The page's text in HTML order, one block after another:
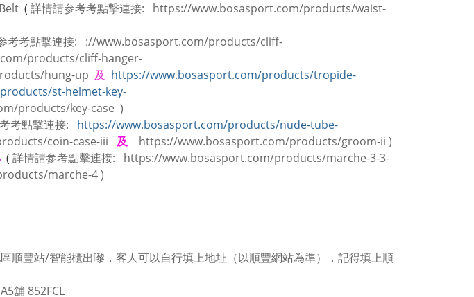
( 詳情請参考考點撃連接: https://www.bosasport.com/products/waist-
考考點撃連接: ://www.bosasport.com/products/cliff-
products/cliff-hanger-
hung-up 及 https://www.bosasport.com/products/tropide-
st-helmet-key-
products/key-case )
考點撃連接: https://www.bosasport.com/products/nude-tube-
coin-case-iii 及 https://www.bosasport.com/products/groom-ii )
( 詳情請参考點擊連接: https://www.bosasport.com/products/marche-3-3-
marche-4)
順豐站/智能櫃出嚟，客人可以自行填上地址（以順豐網站為準），記得填上順
舖 852FCL